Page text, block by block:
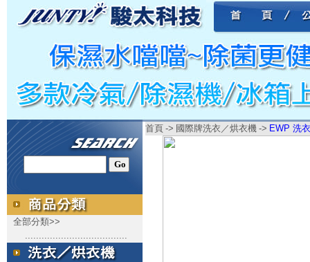
全部分類>>
.....................................
首頁 -> 國際牌洗衣／烘衣機 -> EWP 洗